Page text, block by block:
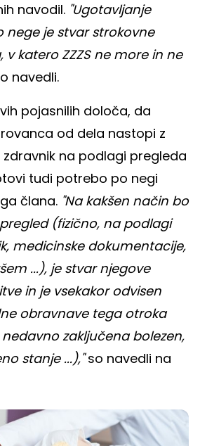
navodil. "Ugotavljanje
nege je stvar strokovne
katero ZZZS ne more in ne
navedli.
pojasnilih določa, da
od dela nastopi z
na podlagi pregleda
tudi potrebo po negi
člana. "Na kakšen način bo
(fizično, na podlagi
medicinske dokumentacije,
...), je stvar njegove
in je vsekakor odvisen
obravnave tega otroka
zaključena bolezen,
stanje ...),"so navedli na